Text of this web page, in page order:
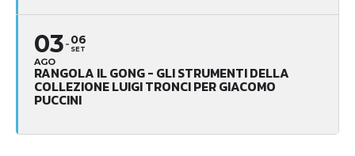
03
AGO
06
SET
RANGOLA IL GONG - GLI STRUMENTI DELLA
COLLEZIONE LUIGI TRONCI PER GIACOMO
PUCCINI